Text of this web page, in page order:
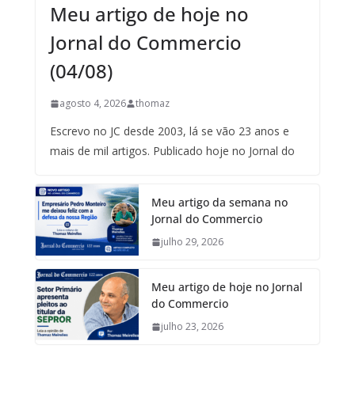
Meu artigo de hoje no
Jornal do Commercio
(04/08)
agosto 4, 2026 thomaz
Escrevo no JC desde 2003, lá se vão 23 anos e
mais de mil artigos. Publicado hoje no Jornal do
Meu artigo da semana no
Jornal do Commercio
julho 29, 2026
Meu artigo de hoje no Jornal
do Commercio
julho 23, 2026